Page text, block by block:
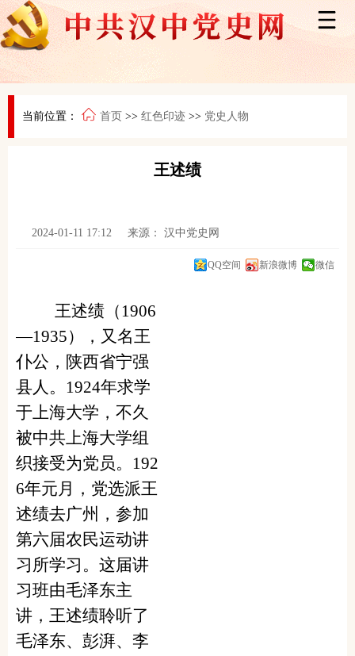
当前位置： 首页 >> 红色印迹 >> 党史人物
王述绩
2024-01-11 17:12 来源： 汉中党史网
QQ空间 新浪微博 微信
王述绩（ 1906
—1935），又名王
仆公，陕西省宁强
县人。 1924年求学
于上海大学，不久
被中共上海大学组
织接受为党员。 192
6年元月，党选派王
述绩去广州，参加
第六届农民运动讲
习所学习。这届讲
习班由毛泽东主
讲，王述绩聆听了
毛泽东、彭湃、李